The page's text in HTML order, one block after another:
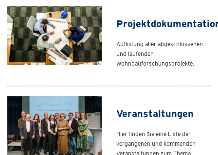
Auflistung aller abgeschlossenen
und laufenden
Wohnbauforschungsprojekte.
Veranstaltungen
Hier finden Sie eine Liste der
vergangenen und kommenden
Veranstaltungen zum Thema